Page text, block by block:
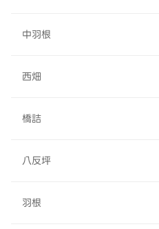
中羽根
西畑
橋詰
八反坪
羽根